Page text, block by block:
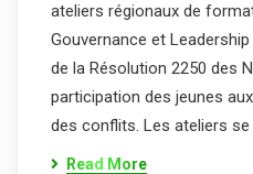
ateliers régionaux de
Gouvernance et
de la Résolution 2250 des
participation des jeunes
des conflits. Les ateliers
Read More